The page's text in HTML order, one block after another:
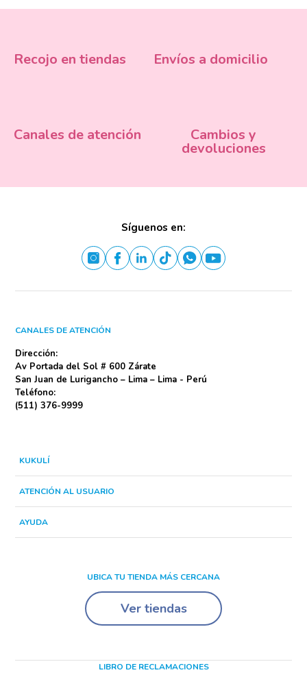
Recojo en tiendas Envíos a domicilio
Canales de atención Cambios y
devoluciones
CANALES DE ATENCIÓN
Dirección:
Av Portada del Sol # 600 Zárate
San Juan de Lurigancho – Lima – Lima - Perú
Teléfono:
(511) 376-9999
Síguenos en:
KUKULÍ
ATENCIÓN AL USUARIO
AYUDA
UBICA TU TIENDA MÁS CERCANA
Ver tiendas
LIBRO DE RECLAMACIONES